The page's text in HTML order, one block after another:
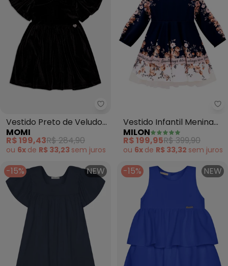
Momi - Vestido Preto de
Vestido Preto de Veludo
Cotelê com Laço
(Marinho)
MOMI
R$ 199,43R$ 284,90
ou 6x de R$ 33,23 sem juros
Vestido Infantil Menina
Flores (Azul)
MILON
R$ 199,95R$ 399,90
ou 6x de R$ 33,32 sem juros
-15% NEW -15% NEW